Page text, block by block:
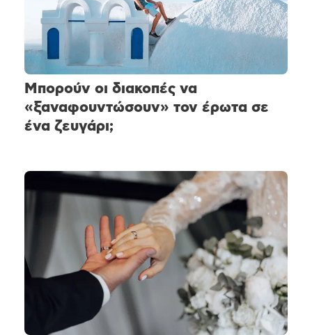
Μπορούν οι διακοπές να
«ξαναφουντώσουν» τον έρωτα σε
ένα ζευγάρι;